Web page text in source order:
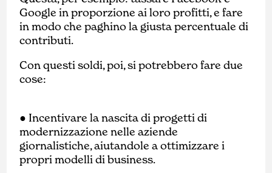
Google in proporzione ai loro profitti, e fare
in modo che paghino la giusta percentuale di
contributi.
Con questi soldi, poi, si potrebbero fare due
cose:
● Incentivare la nascita di progetti di
modernizzazione nelle aziende
giornalistiche, aiutandole a ottimizzare i
propri modelli di business.